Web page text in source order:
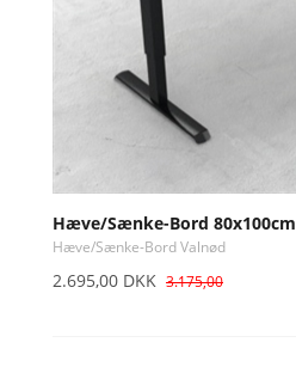
Hæve/Sænke-Bord 80x100cm
Hæve/Sænke-Bord Valnød
2.695,00 DKK 3.175,00